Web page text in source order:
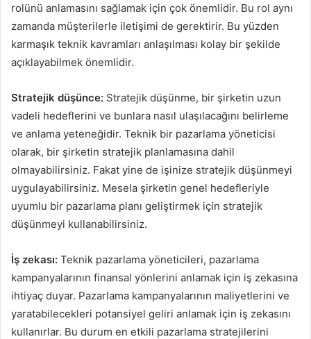
rolünü anlamasını sağlamak için çok önemlidir. Bu rol aynı
zamanda müşterilerle iletişimi de gerektirir. Bu yüzden
karmaşık teknik kavramları anlaşılması kolay bir şekilde
açıklayabilmek önemlidir.
Stratejik düşünce: Stratejik düşünme, bir şirketin uzun
vadeli hedeflerini ve bunlara nasıl ulaşılacağını belirleme
ve anlama yeteneğidir. Teknik bir pazarlama yöneticisi
olarak, bir şirketin stratejik planlamasına dahil
olmayabilirsiniz. Fakat yine de işinize stratejik düşünmeyi
uygulayabilirsiniz. Mesela şirketin genel hedefleriyle
uyumlu bir pazarlama planı geliştirmek için stratejik
düşünmeyi kullanabilirsiniz.
İş zekası: Teknik pazarlama yöneticileri, pazarlama
kampanyalarının finansal yönlerini anlamak için iş zekasına
ihtiyaç duyar. Pazarlama kampanyalarının maliyetlerini ve
yaratabilecekleri potansiyel geliri anlamak için iş zekasını
kullanırlar. Bu durum en etkili pazarlama stratejilerini